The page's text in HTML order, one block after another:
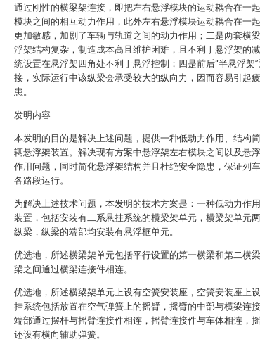
通过刚性的横梁架连接，即把左右悬浮模块的运动耦合在一
模块之间的相互动力作用，此外左右悬浮模块运动耦合在一
更加敏感，加剧了车辆与轨道之间的动力作用；二是两套横
浮架结构复杂，制造成本高且维护困难，且不利于悬浮架的
统设置在悬浮架四角处不利于悬浮控制；四是前后“半悬浮架
接，实际运行中该纵梁会承受较大的纵向力，因而容易引起
患。
发明内容
本发明的目的是解决上述问题，提供一种低动力作用、结构
辆悬浮架装置。解决现有方案中悬浮架左右模块之间以及悬
作用问题，同时简化悬浮架结构并且杜绝安全隐患，保证列
各路段运行。
为解决上述技术问题，本发明的技术方案是：一种低动力作
装置，包括安装有二系悬挂系统的横梁架单元，横梁架单元
纵梁，纵梁的端部均安装有悬浮框单元。
优选地，所述横梁架单元包括平行设置的第一横梁和第二横
梁之间通过横梁连接件相连。
优选地，所述横梁架单元上设有空簧安装座，空簧安装座上
挂系统包括放置在空气弹簧上的摇臂，摇臂的中部与横梁连
端部通过摆杆与摇臂连接件相连，摇臂连接件与车体相连，
还设有横向辅助弹簧。